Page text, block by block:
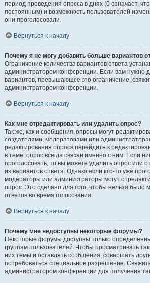
период проведения опроса в днях (0 означает,
постоянным) и возможность пользователей
они проголосовали.
Вернуться к началу
Почему я не могу добавить больше вариантов
Ограничение количества вариантов ответа
администратором конференции. Если вам нужно
вариантов, превышающее это ограничение,
администратором конференции.
Вернуться к началу
Как мне отредактировать или удалить опрос?
Так же, как и сообщения, опросы могут
создателями, модераторами или
редактирования опроса перейдите к
в теме; опрос всегда связан именно с ним. Если
проголосовать, то вы можете удалить опрос или
из вариантов ответа. Однако если кто-то уже
модераторы или администраторы могут
опрос. Это сделано для того, чтобы нельзя было
ответов во время голосования.
Вернуться к началу
Почему мне недоступны некоторые форумы?
Некоторые форумы доступны только
группам пользователей. Чтобы просматривать
них темы и оставлять сообщения, совершать
потребоваться специальное разрешение.
администратором конференции для получения